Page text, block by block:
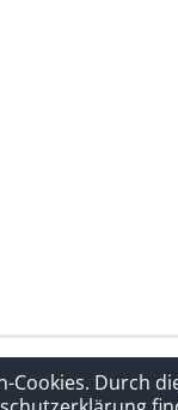
SitelinksDurch